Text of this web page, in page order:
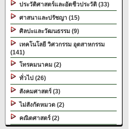
ประวัติศาสตร์และอัตชีวประวัติ (33)
ศาสนาและปรัชญา (15)
ศิลปะและวัฒนธรรม (9)
เทคโนโลยี วิศวกรรม อุตสาหกรรม
(141)
โทรคมนาคม (2)
ทั่วไป (26)
สังคมศาสตร์ (3)
ไม่สังกัดหมวด (2)
คณิตศาสตร์ (2)